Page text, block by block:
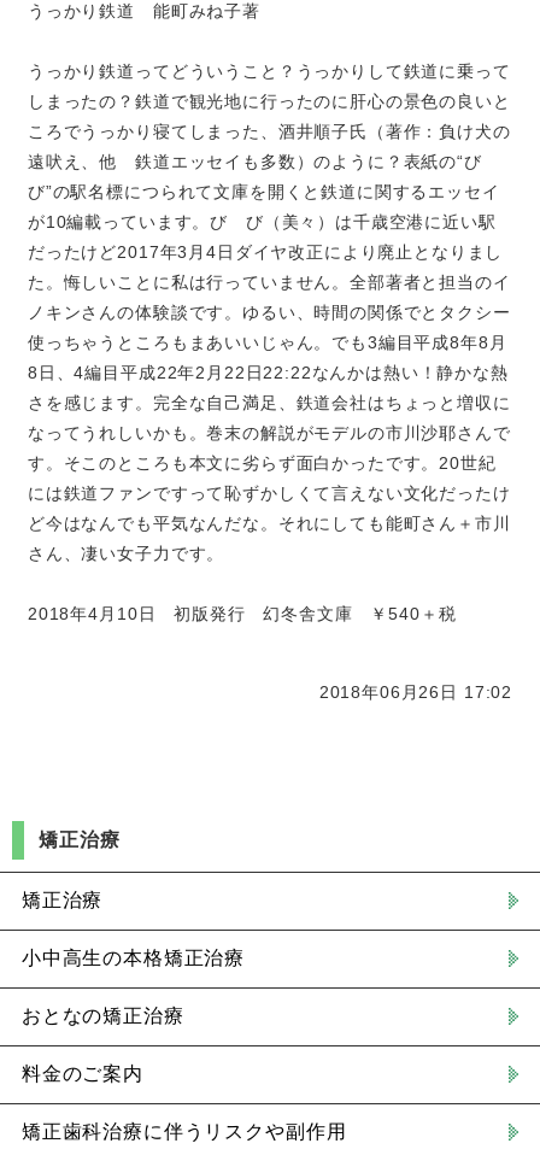
うっかり鉄道 能町みね子著
うっかり鉄道ってどういうこと？うっかりして鉄道に乗って
しまったの？鉄道で観光地に行ったのに肝心の景色の良いと
ころでうっかり寝てしまった、酒井順子氏（著作：負け犬の
遠吠え、他 鉄道エッセイも多数）のように？表紙の“び
び”の駅名標につられて文庫を開くと鉄道に関するエッセイ
が10編載っています。び び（美々）は千歳空港に近い駅
だったけど2017年3月4日ダイヤ改正により廃止となりまし
た。悔しいことに私は行っていません。全部著者と担当のイ
ノキンさんの体験談です。ゆるい、時間の関係でとタクシー
使っちゃうところもまあいいじゃん。でも3編目平成8年8月
8日、4編目平成22年2月22日22:22なんかは熱い！静かな熱
さを感じます。完全な自己満足、鉄道会社はちょっと増収に
なってうれしいかも。巻末の解説がモデルの市川沙耶さんで
す。そこのところも本文に劣らず面白かったです。20世紀
には鉄道ファンですって恥ずかしくて言えない文化だったけ
ど今はなんでも平気なんだな。それにしても能町さん＋市川
さん、凄い女子力です。
2018年4月10日 初版発行 幻冬舎文庫 ￥540＋税
2018年06月26日 17:02
矯正治療
矯正治療
小中高生の本格矯正治療
おとなの矯正治療
料金のご案内
矯正歯科治療に伴うリスクや副作用